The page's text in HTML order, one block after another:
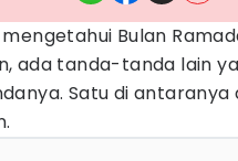
Bulan
ada tanda-tanda lain
Satu di